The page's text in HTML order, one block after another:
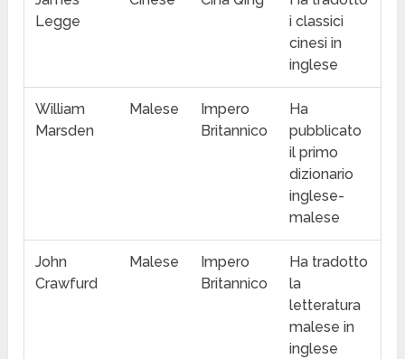
Legge
i classici
cinesi in
inglese
William
Marsden
Malese
Impero
Britannico
Ha
pubblicato
il primo
dizionario
inglese-
malese
John
Crawfurd
Malese
Impero
Britannico
Ha tradotto
la
letteratura
malese in
inglese